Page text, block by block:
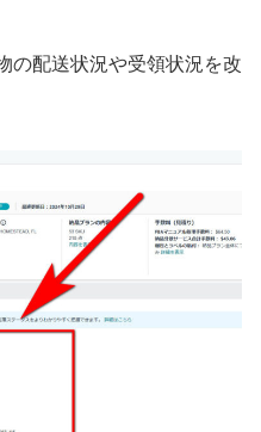
の配送状況や受領状況を改